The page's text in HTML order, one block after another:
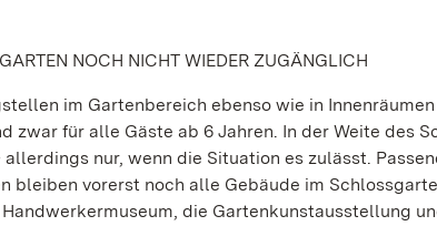
NOCH NICHT WIEDER ZUGÄNGLICH
im Gartenbereich ebenso wie in
zwar für alle Gäste ab 6 Jahren. In der Weite des
nur, wenn die Situation es zulässt.
bleiben vorerst noch alle Gebäude im
die Gartenkunstausstellung